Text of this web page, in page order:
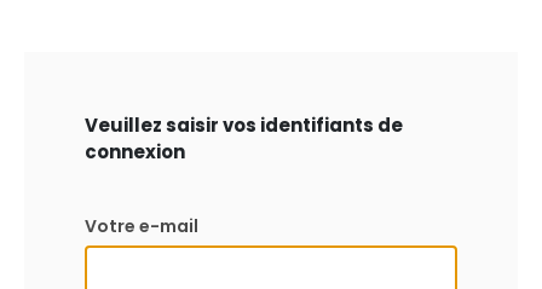
Veuillez saisir vos identifiants de
connexion
Votre e-mail